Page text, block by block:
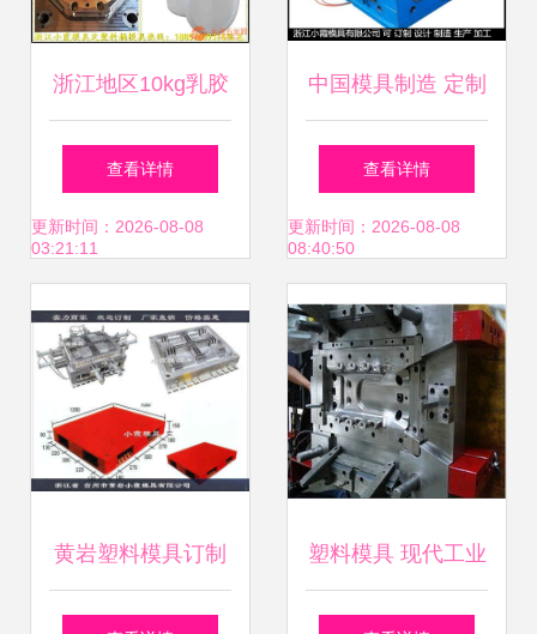
浙江地区10kg乳胶
漆桶塑料模具优质
生产厂家推荐
查看详情
更新时间：2026-08-08
03:21:11
中国模具制造 定制
啤酒框塑胶模具与
塑料筐子模具的专
业优势
查看详情
更新时间：2026-08-08
08:40:50
黄岩塑料模具订制
及塑料托板模具评
塑料模具 现代工业
的基石